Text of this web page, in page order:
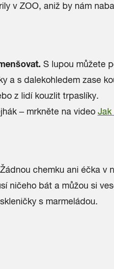
v ZOO, aniž by nám
S lupou můžete
a s dalekohledem zase
z lidí kouzlit trpaslíky.
– mrkněte na video Jak
Žádnou chemku ani éčka v
ničeho bát a můžou si
s marmeládou.